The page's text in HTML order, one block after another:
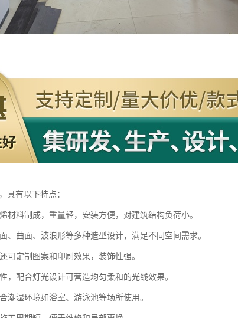
具有以下特点：
材料制成，重量轻，安装方便，对建筑结构负荷小。
、曲面、波浪形等多种造型设计，满足不同空间需求。
可定制图案和印刷效果，装饰性强。
，配合灯光设计可营造均匀柔和的光线效果。
潮湿环境如浴室、游泳池等场所使用。